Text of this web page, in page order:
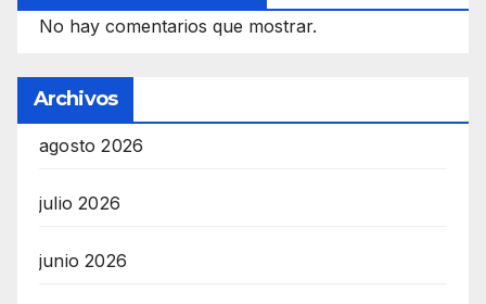
No hay comentarios que mostrar.
Archivos
agosto 2026
julio 2026
junio 2026